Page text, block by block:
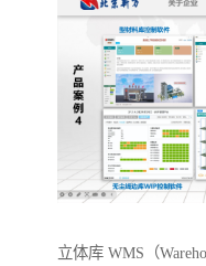
立体库 WMS（